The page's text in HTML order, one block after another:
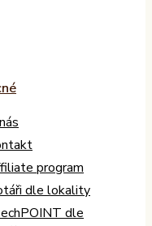
program
dle lokality
dle